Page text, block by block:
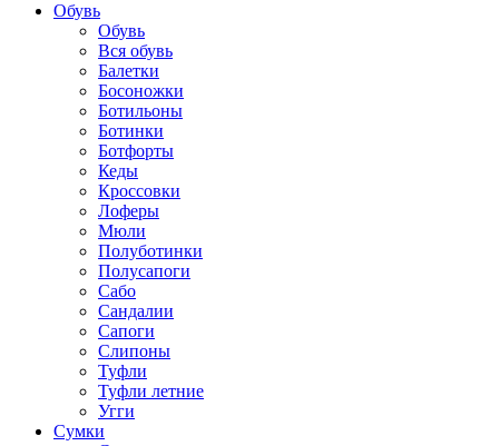
Обувь
Обувь
Вся обувь
Балетки
Босоножки
Ботильоны
Ботинки
Ботфорты
Кеды
Кроссовки
Лоферы
Мюли
Полуботинки
Полусапоги
Сабо
Сандалии
Сапоги
Слипоны
Туфли
Туфли летние
Угги
Сумки